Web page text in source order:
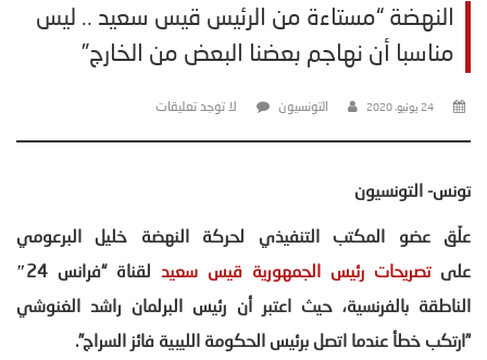
النهضة “مستاءة من الرئيس قيس سعيد .. ليس
مناسبا أن نهاجم بعضنا البعض من الخارج”
24 يونيو، 2020 التونسيون لا توجد تعليقات
تونس- التونسيون
علّق عضو المكتب التنفيذي لحركة النهضة خليل البرعومي
على تصريحات رئيس الجمهورية قيس سعيد
لقناة “فرانس 24″
الناطقة بالفرنسية، حيث اعتبر أن رئيس البرلمان راشد الغنوشي
”ارتكب خطأ عندما اتصل برئيس الحكومة الليبية فائز السراج”.